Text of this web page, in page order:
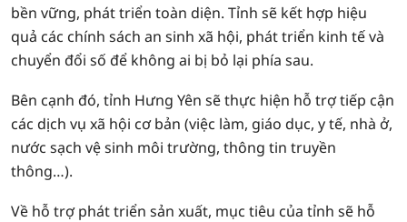
bền vững, phát triển toàn diện. Tỉnh sẽ kết hợp hiệu
quả các chính sách an sinh xã hội, phát triển kinh tế và
chuyển đổi số để không ai bị bỏ lại phía sau.
Bên cạnh đó, tỉnh Hưng Yên sẽ thực hiện hỗ trợ tiếp cận
các dịch vụ xã hội cơ bản (việc làm, giáo dục, y tế, nhà ở,
nước sạch vệ sinh môi trường, thông tin truyền
thông…).
Về hỗ trợ phát triển sản xuất, mục tiêu của tỉnh sẽ hỗ